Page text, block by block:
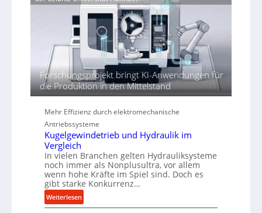
r
r
h
d
i
e
P
r
f
o
r
m
a
n
c
Forschungsprojekt bringt KI-Anwendungen für
die Produktion in den Mittelstand
Mehr Effizienz durch elektromechanische
Antriebssysteme
Kugelgewindetrieb und Hydraulik im
Vergleich
In vielen Branchen gelten Hydrauliksysteme
noch immer als Nonplusultra, vor allem
wenn hohe Kräfte im Spiel sind. Doch es
gibt starke Konkurrenz…
Weiterlesen:
K